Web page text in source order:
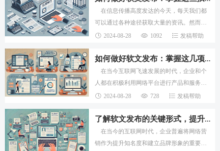
在信息传播高度发达的今天，每天我们都
可以通过各种途径获取大量的资讯。然而，
尽管视频内容越来越受欢迎，软文依旧在企
过网络
2024-08-28 1092 发稿帮助
如何做好软文发布：掌握这几项关键事项
在当今互联网飞速发展的时代，企业和个
人都在积极利用网络平台进行产品和服务的
推广。尽管传播形式不断演变，从传统软文
造和信
2024-08-28 728 发稿帮助
了解软文发布的关键形式，提升营销效果
在当今的互联网时代，企业普遍将网络营
销作为提升知名度和建立品牌形象的重要手